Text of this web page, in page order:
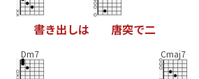
書き出しは 唐突で二
Dm7 Cmaj7